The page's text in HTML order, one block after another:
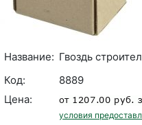
Название: Гвоздь
Код:
8889
Цена:
условия